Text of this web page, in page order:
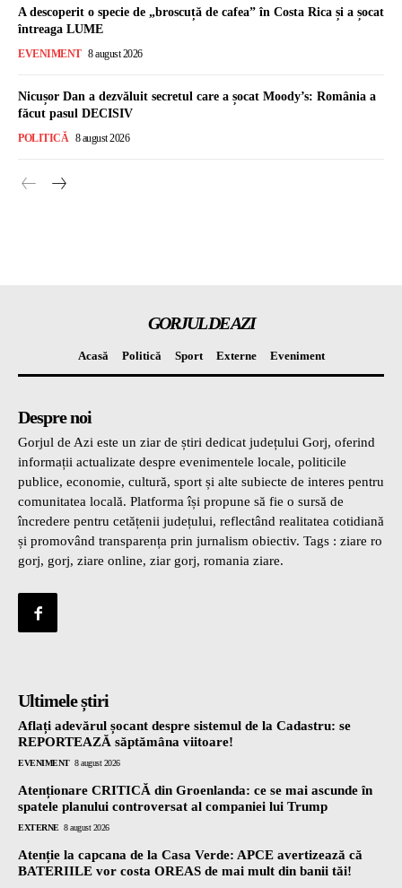
A descoperit o specie de „broscuță de cafea” în Costa Rica și a șocat
întreaga LUME
EVENIMENT 8 august 2026
Nicușor Dan a dezvăluit secretul care a șocat Moody’s: România a
făcut pasul DECISIV
POLITICĂ 8 august 2026
GORJUL DE AZI
Acasă Politică Sport Externe Eveniment
Despre noi
Gorjul de Azi este un ziar de știri dedicat județului Gorj, oferind
informații actualizate despre evenimentele locale, politicile
publice, economie, cultură, sport și alte subiecte de interes pentru
comunitatea locală. Platforma își propune să fie o sursă de
încredere pentru cetățenii județului, reflectând realitatea cotidiană
și promovând transparența prin jurnalism obiectiv. Tags : ziare ro
gorj, gorj, ziare online, ziar gorj, romania ziare.
Ultimele știri
Aflați adevărul șocant despre sistemul de la Cadastru: se
REPORTEAZĂ săptămâna viitoare!
EVENIMENT 8 august 2026
Atenționare CRITICĂ din Groenlanda: ce se mai ascunde în
spatele planului controversat al companiei lui Trump
EXTERNE 8 august 2026
Atenție la capcana de la Casa Verde: APCE avertizează că
BATERIILE vor costa OREAS de mai mult din banii tăi!